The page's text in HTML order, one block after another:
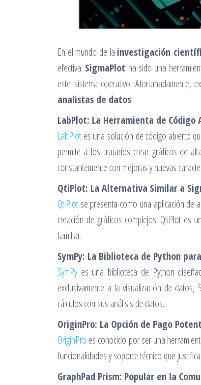
En el mundo de la investigación
efectiva. SigmaPlot ha sido una
este sistema operativo. Afortunadamente,
analistas de datos.
LabPlot: La Herramienta de Código
LabPlot es una solución de código abierto
permite a los usuarios crear gráficos de
constantemente con mejoras y nuevas
QtiPlot: La Alternativa Similar a
QtiPlot se presenta como una aplicación de
creación de gráficos complejos. QtiPlot es
familiar.
SymPy: La Biblioteca de Python
SymPyes una biblioteca de Python
exclusivamente a la visualización de
cálculos con sus análisis de datos.
OriginPro: La Opción de Pago
OriginPro es conocido por ser una
funcionalidades y soporte técnico que
GraphPad Prism: Popular en la